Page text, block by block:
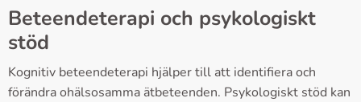
Beteendeterapi och psykologiskt
stöd
Kognitiv beteendeterapi hjälper till att identifiera och
förändra ohälsosamma ätbeteenden. Psykologiskt stöd kan